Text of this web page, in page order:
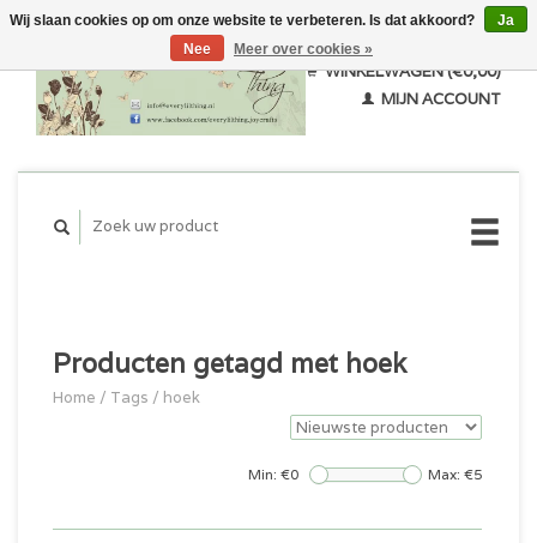
WINKELWAGEN (€0,00)
MIJN ACCOUNT
Producten getagd met hoek
Home / Tags / hoek
Min: €0 Max: €5
Wij slaan cookies op om onze website te verbeteren. Is dat akkoord?
Ja
Nee
Meer over cookies »